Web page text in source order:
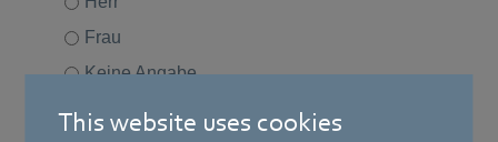
This website uses cookies